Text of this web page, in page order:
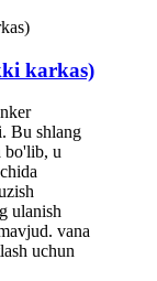
karkas)
Bu shlang
bo'lib, u
ulanish
vana
uchun